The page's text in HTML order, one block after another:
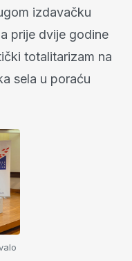
izdavačku
prije dvije godine
totalitarizam na
sela u poraću